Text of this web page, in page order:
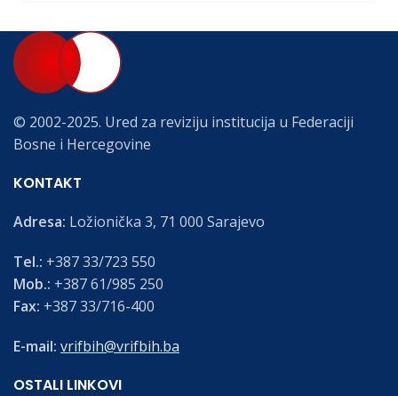
© 2002-2025. Ured za reviziju institucija u Federaciji
Bosne i Hercegovine
KONTAKT
Adresa: Ložionička 3, 71 000 Sarajevo
Tel.: +387 33/723 550
Mob.: +387 61/985 250
Fax: +387 33/716-400
E-mail: vrifbih@vrifbih.ba
OSTALI LINKOVI